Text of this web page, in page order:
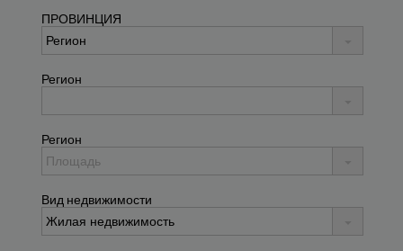
ПРОВИНЦИЯ
Регион
Регион
Вид недвижимости